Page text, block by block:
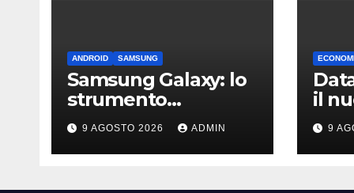
ANDROID SAMSUNG
Samsung Galaxy: lo
strumento
integrato per
liberare spazio sullo
smartphone
9 AGOSTO 2026 ADMIN
il
9